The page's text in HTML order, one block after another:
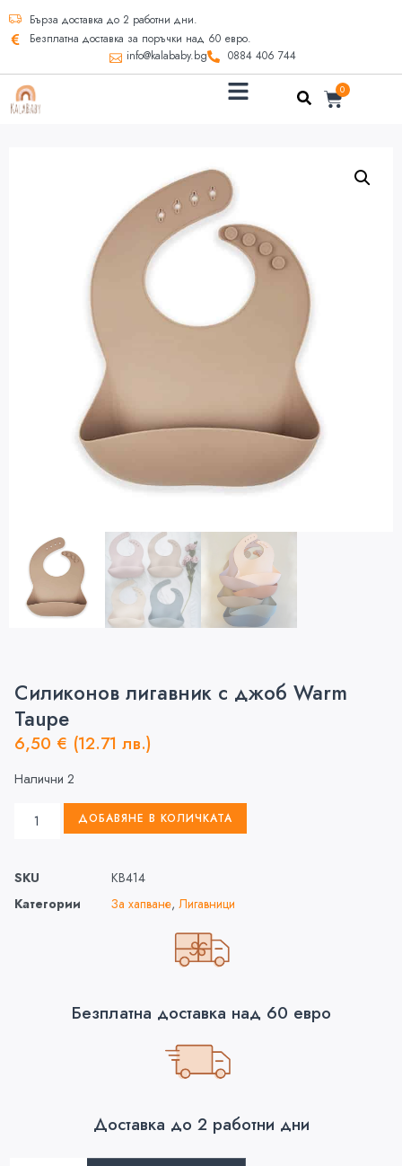
Бърза доставка до 2 работни дни.
Безплатна доставка за поръчки над 60 евро.
info@kalababy.bg
0884 406 744
0
Силиконов лигавник с джоб Warm
Taupe
6,50 € (12.71 лв.)
Налични 2
ДОБАВЯНЕ В КОЛИЧКАТА
SKU
KB414
Категории
За хапване, Лигавници
Безплатна доставка над 60 евро
Доставка до 2 работни дни